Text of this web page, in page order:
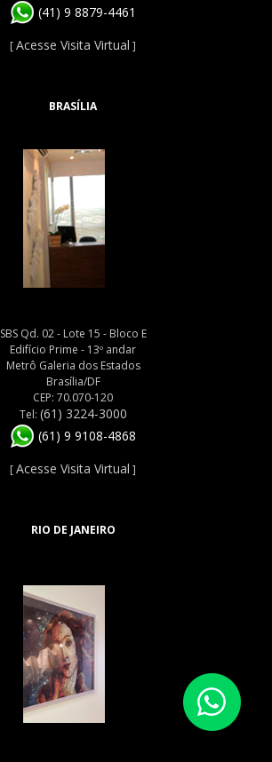
(41) 9 8879-4461
[Acesse Visita Virtual ]
BRASÍLIA
SBS Qd. 02 - Lote 15 - Bloco E
Edifício Prime - 13º andar
Metrô Galeria dos Estados
Brasília/DF
CEP: 70.070-120
Tel: (61) 3224-3000
(61) 9 9108-4868
[Acesse Visita Virtual ]
RIO DE JANEIRO